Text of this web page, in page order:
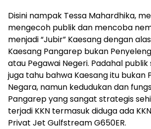
Disini nampak Tessa Mahardhika,
mengecoh publik dan mencoba
menjadi “Jubir” Kaesang dengan
Kaesang Pangarep bukan
atau Pegawai Negeri. Padahal publik
juga tahu bahwa Kaesang itu bukan
Negara, namun kedudukan dan
Pangarep yang sangat strategis
terjadi KKN termasuk diduga ada
Privat Jet Gulfstream G650ER.